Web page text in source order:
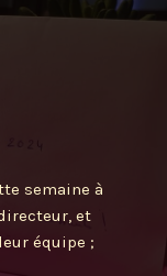
semaine à
et
équipe ;